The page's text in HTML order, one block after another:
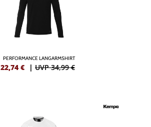
PERFORMANCE LANGARMSHIRT
22,74 € | UVP 34,99 €